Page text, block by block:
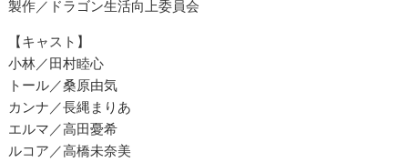
製作／ドラゴン生活向上委員会
【キャスト】
小林／田村睦心
トール／桑原由気
カンナ／長縄まりあ
エルマ／高田憂希
ルコア／高橋未奈美